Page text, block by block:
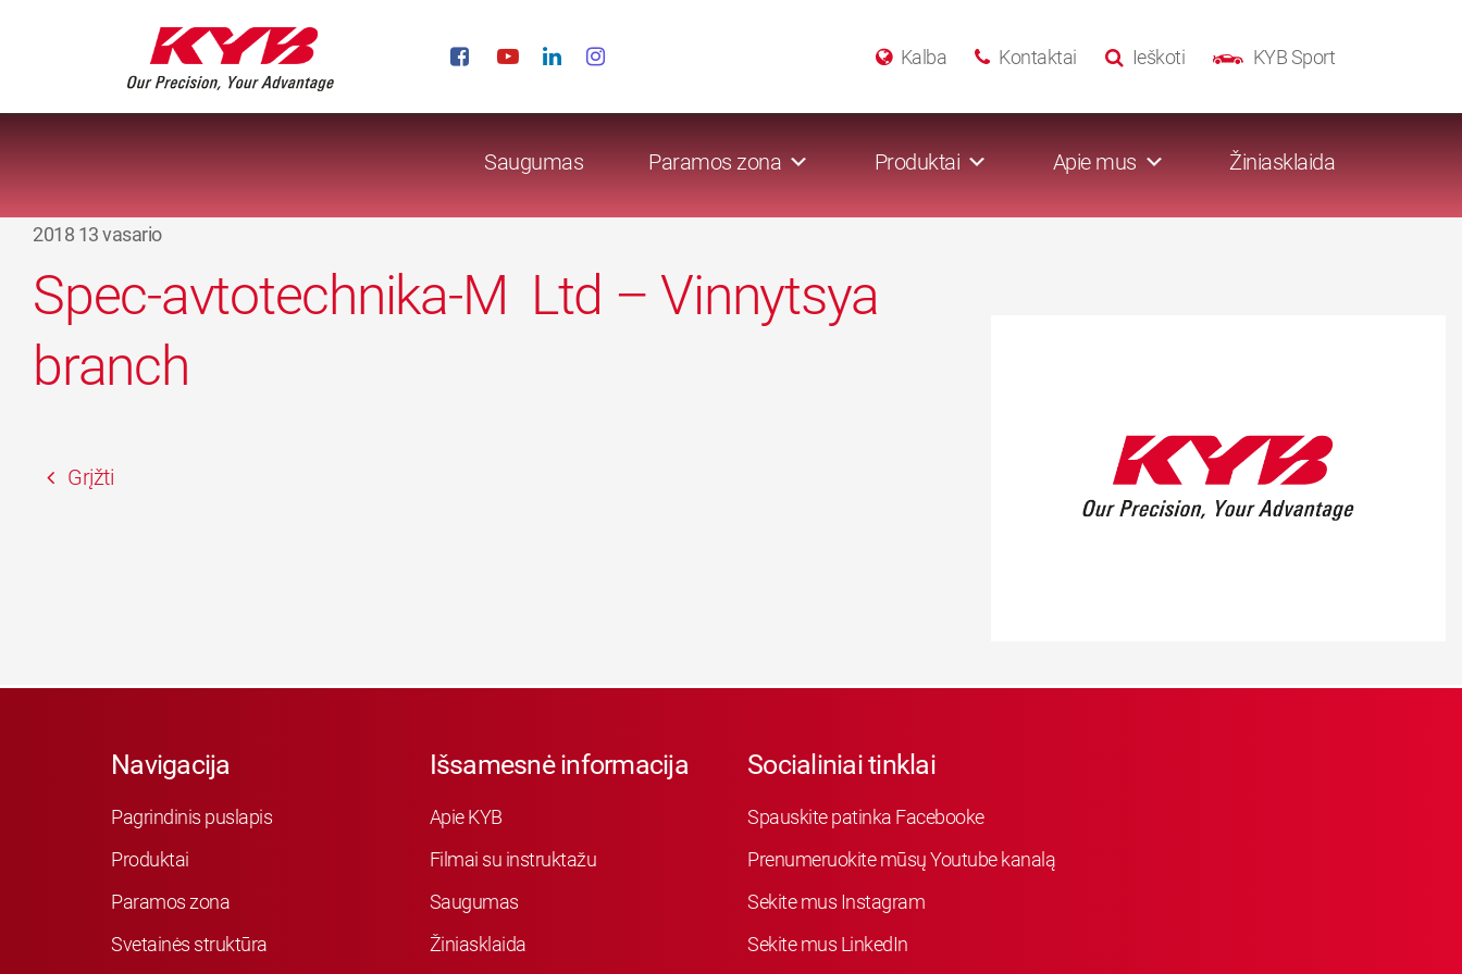
KYB Sport
Ieškoti
Kontaktai
Kalba
Saugumas Paramos zona Produktai Apie mus Žiniasklaida
2018 13 vasario
Spec-avtotechnika-M Ltd – Vinnytsya
branch
Grįžti
Navigacija
Pagrindinis puslapis
Produktai
Paramos zona
Svetainės struktūra
Išsamesnė informacija
Apie KYB
Filmai su instruktažu
Saugumas
Žiniasklaida
Socialiniai tinklai
Spauskite patinka Facebooke
Prenumeruokite mūsų Youtube kanalą
Sekite mus Instagram
Sekite mus LinkedIn